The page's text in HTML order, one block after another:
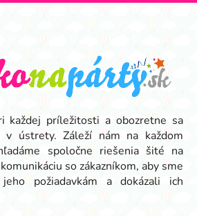
každej príležitosti a obozretne sa
v ústrety. Záleží nám na každom
spoločne riešenia šité na
so zákazníkom, aby sme
požiadavkám a dokázali ich